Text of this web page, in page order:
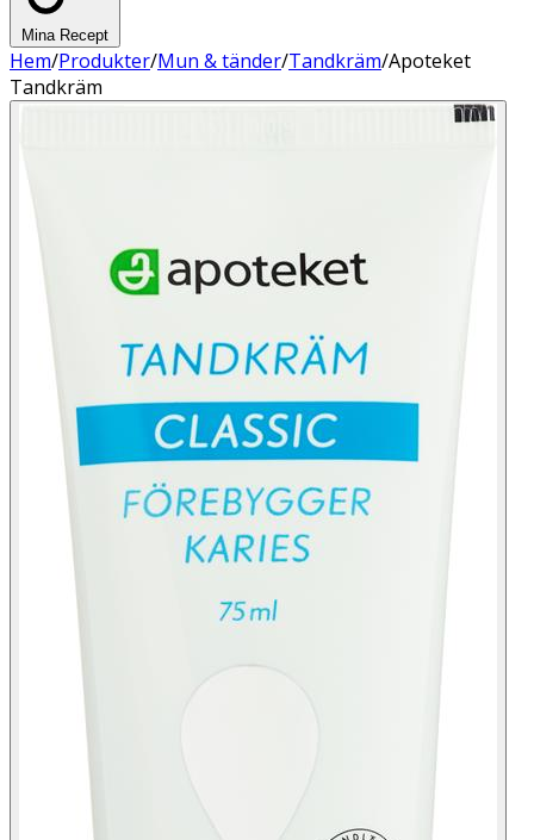
Mina Recept
Hem/Produkter/Mun & tänder/Tandkräm/Apoteket
Tandkräm